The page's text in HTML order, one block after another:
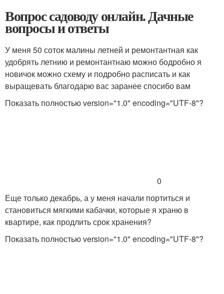
Вопрос садоводу онлайн. Дачные
вопросы и ответы
У меня 50 соток малины летней и ремонтантная как
удобрять летнию и ремонтантнаю можно бодробно я
новичок можно схему и подробно расписать и как
выращевать благодарю вас заранее спосибо вам
Показать полностьюversion="1.0" encoding="UTF-8"?
0
Еще только декабрь, а у меня начали портиться и
становиться мягкими кабачки, которые я храню в
квартире, как продлить срок хранения?
Показать полностьюversion="1.0" encoding="UTF-8"?